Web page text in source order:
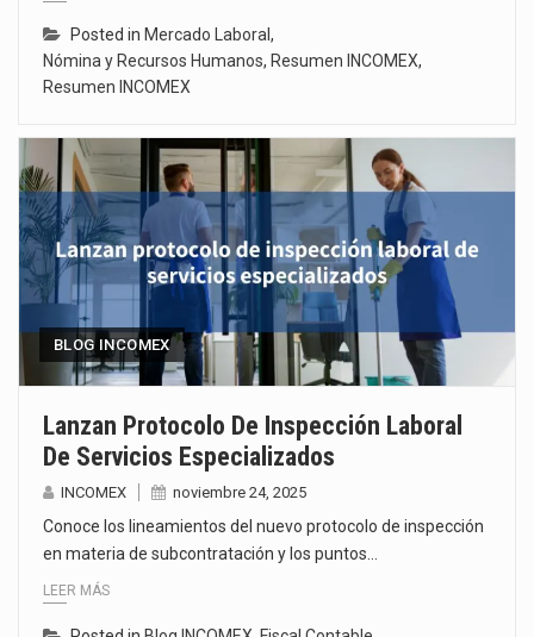
Posted in Mercado Laboral,
Nómina y Recursos Humanos, Resumen INCOMEX,
Resumen INCOMEX
BLOG INCOMEX
Lanzan Protocolo De Inspección Laboral
De Servicios Especializados
INCOMEX noviembre 24, 2025
Conoce los lineamientos del nuevo protocolo de inspección
en materia de subcontratación y los puntos…
LEER MÁS